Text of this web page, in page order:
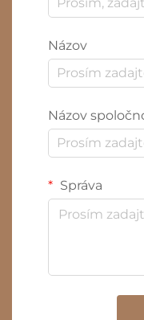
Názov
Názov
Správa